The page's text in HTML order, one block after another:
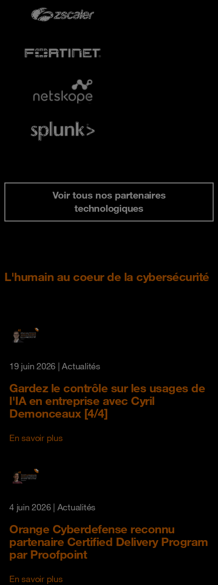
Voir tous nos partenaires
technologiques
L'humain au coeur de la cybersécurité
19 juin 2026 | Actualités
Gardez le contrôle sur les usages de
l'IA en entreprise avec Cyril
Demonceaux [4/4]
En savoir plus
4 juin 2026| Actualités
Orange Cyberdefense reconnu
partenaire Certified Delivery Program
par Proofpoint
En savoir plus